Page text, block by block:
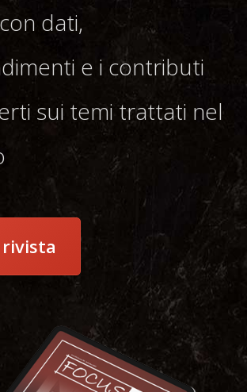
dati,
e i contributi
sui temi trattati nel
rivista